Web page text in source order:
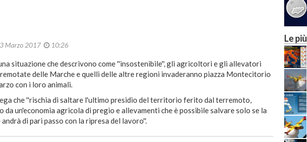
Marzo 2017 10:26
situazione che descrivono come ''insostenibile'', gli agricoltori e gli allevatori
delle Marche e quelli delle altre regioni invaderanno piazza Montecitorio
con i loro animali.
che ''rischia di saltare l'ultimo presidio del territorio ferito dal terremoto,
un'economia agricola di pregio e allevamenti che è possibile salvare solo se la
di pari passo con la ripresa del lavoro''.
Le